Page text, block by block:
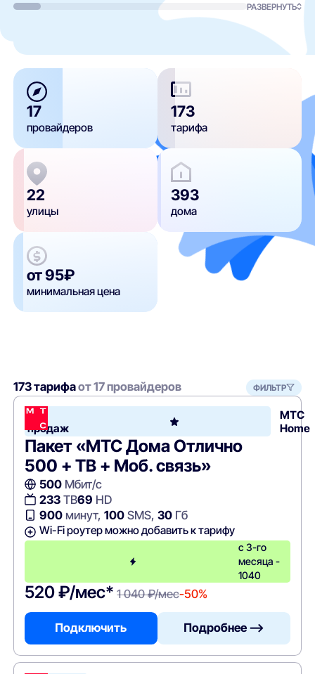
РАЗВЕРНУТЬ
17
провайдеров
173
тарифа
22
улицы
393
дома
от 95₽
минимальная цена
173 тарифаот 17 провайдеров ФИЛЬТР
Хит
продаж
МТС
Home
Пакет «МТС Дома Отлично
500 + ТВ + Моб. связь»
500Мбит/с
233ТВ69 HD
900минут, 100SMS, 30Гб
Wi-Fi роутер можно добавить к тарифу
с 3-го
месяца -
1040
520 ₽/мес* 1 040 ₽/мес-50%
Подключить Подробнее —>